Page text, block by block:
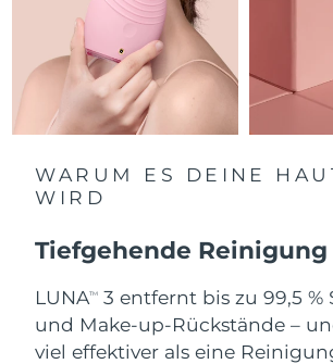
WARUM ES DEINE
WIRD
Tiefgehende Reinigung
LUNATM
3 entfernt bis zu 99,5 %
und Make-up-Rückstände –
viel effektiver als eine
Saudi-Arabien
Singapur Erwartete
Slowakei
Slowenien
Südafrika Erwartete
Südkorea
Spanien